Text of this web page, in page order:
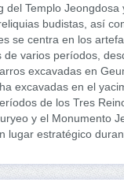
del Templo
budistas, así
se centra en los
de varios períodos,
excavadas en
excavadas en el
de los Tres
y el Monumento
lugar estratégico